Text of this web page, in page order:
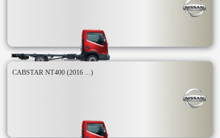
CABSTAR NT400 (2016 ...)